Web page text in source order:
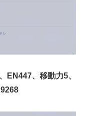
EN447、移動力5、